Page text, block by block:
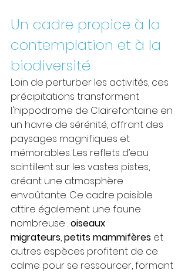
Un cadre propice à la
contemplation et à la
biodiversité
Loin de perturber les activités, ces
précipitations transforment
l'hippodrome de Clairefontaine en
un havre de sérénité, offrant des
paysages magnifiques et
mémorables. Les reflets d’eau
scintillent sur les vastes pistes,
créant une atmosphère
envoûtante. Ce cadre paisible
attire également une faune
nombreuse : oiseaux
migrateurs, petits mammifères et
autres espèces profitent de ce
calme pour se ressourcer, formant